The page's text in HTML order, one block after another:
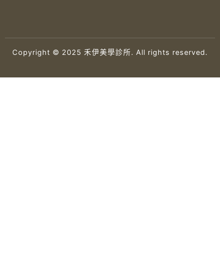
Copyright © 2025 禾伊美學診所. All rights reserved.